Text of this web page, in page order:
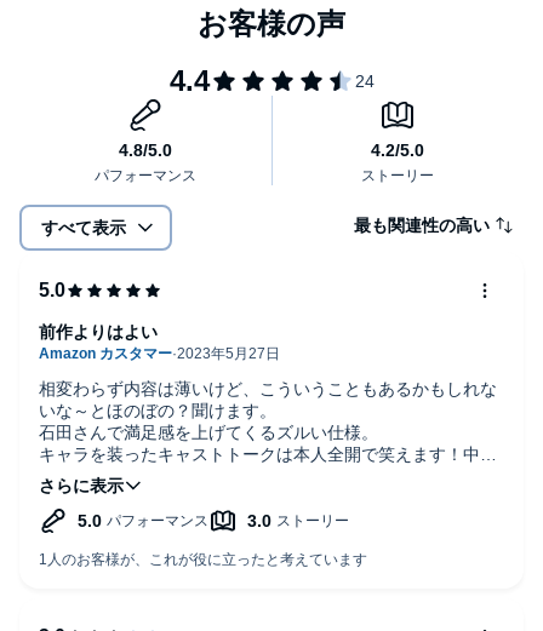
すべて表示 最も関連性の高い
相変わらず内容は薄いけど、こういうこともあるかもしれな
いな～とほのぼの？聞けます。
石田さんで満足感を上げてくるズルい仕様。
キャラを装ったキャストトークは本人全開で笑えます！中村
さんがかわいい。
前作よりはよい